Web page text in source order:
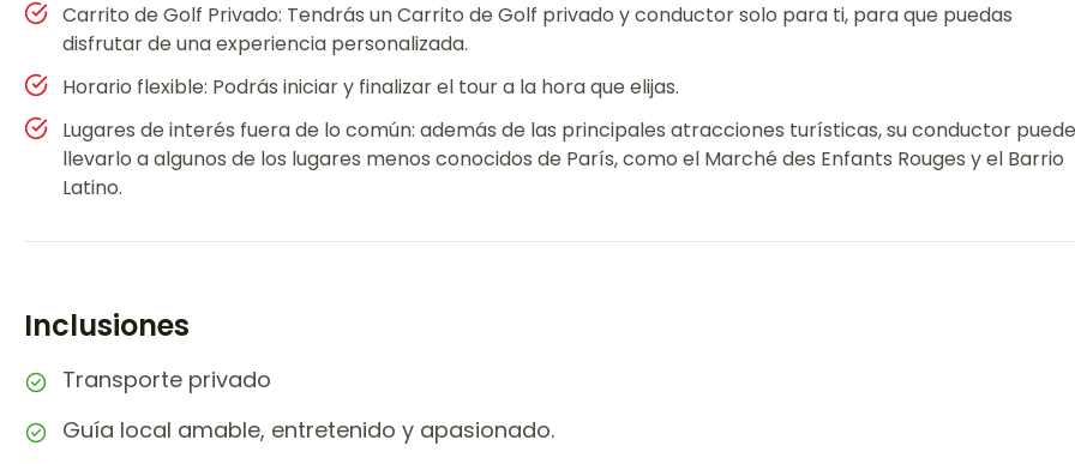
Carrito de Golf Privado: Tendrás un Carrito de Golf privado y conductor solo para ti, para que puedas
disfrutar de una experiencia personalizada.
Horario flexible: Podrás iniciar y finalizar el tour a la hora que elijas.
Lugares de interés fuera de lo común: además de las principales atracciones turísticas, su conductor puede
llevarlo a algunos de los lugares menos conocidos de París, como el Marché des Enfants Rouges y el Barrio
Latino.
Inclusiones
Transporte privado
Guía local amable, entretenido y apasionado.